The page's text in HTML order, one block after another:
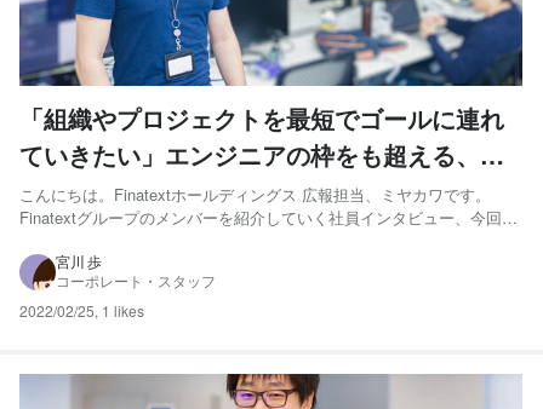
「組織やプロジェクトを最短でゴールに連れ
ていきたい」エンジニアの枠をも超える、
Finatextのテックリード
こんにちは。Finatextホールディングス 広報担当、ミヤカワです。
Finatextグループのメンバーを紹介していく社員インタビュー、今回は
蓮馬 – エンジニア（テックリード） 2015年東北大学大学院情報科学研
究科卒業、同年シンプレ...
宮川 歩
コーポレート・スタッフ
2022/02/25, 1 likes